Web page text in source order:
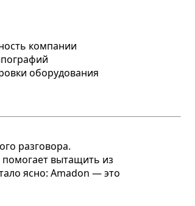
компании
оборудования
разговора.
вытащить из
ясно: Amadon — это